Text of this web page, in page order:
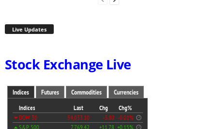
Live Updates
Stock Exchange Live